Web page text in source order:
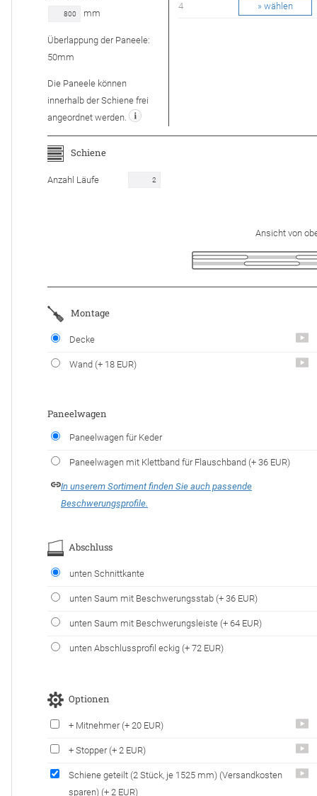
mm
Überlappung der Paneele:
50mm
Die Paneele können
innerhalb der Schiene frei
angeordnet werden.
4 » wählen
Schiene
Anzahl Läufe
Ansicht von
Montage
Decke
Wand (+ 18 EUR)
Paneelwagen
Paneelwagen für Keder
Paneelwagen mit Klettband für Flauschband (+ 36 EUR)
In unserem Sortiment finden Sie auch passende
Beschwerungsprofile.
Abschluss
unten Schnittkante
unten Saum mit Beschwerungsstab (+ 36 EUR)
unten Saum mit Beschwerungsleiste (+ 64 EUR)
unten Abschlussprofil eckig (+ 72 EUR)
Optionen
+ Mitnehmer (+ 20 EUR)
+ Stopper (+ 2 EUR)
Schiene geteilt (2 Stück, je 1525 mm) (Versandkosten
sparen) (+ 2 EUR)